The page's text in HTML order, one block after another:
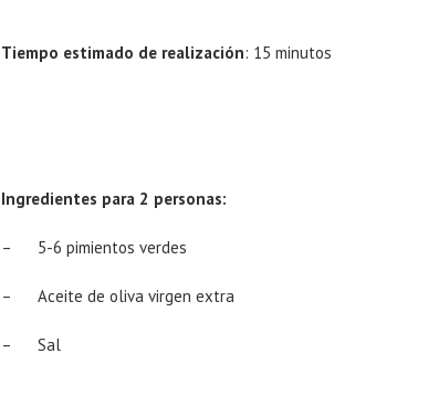
Tiempo estimado de realización: 15 minutos
Ingredientes para 2 personas:
– 5-6 pimientos verdes
– Aceite de oliva virgen extra
– Sal